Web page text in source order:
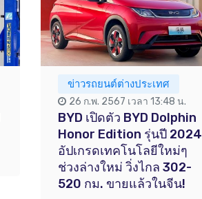
ข่าวรถยนต์ต่างประเทศ
26 ก.พ. 2567 เวลา 13:48 น.
BYD เปิดตัว BYD Dolphin
Honor Edition รุ่นปี 2024
อัปเกรดเทคโนโลยีใหม่ๆ
ช่วงล่างใหม่ วิ่งไกล 302-
520 กม. ขายแล้วในจีน!